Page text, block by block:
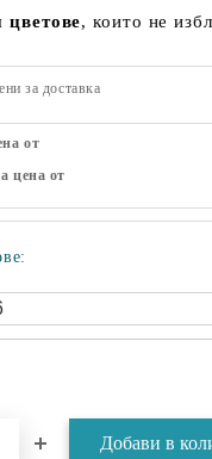
цветове, които не
за доставка
от
цена от